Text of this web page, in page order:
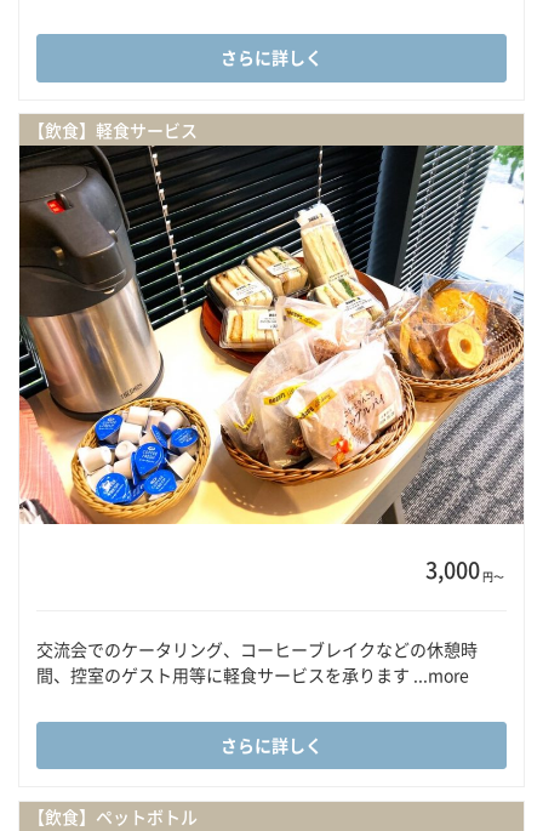
さらに詳しく
【飲食】軽食サービス
3,000円〜
交流会でのケータリング、コーヒーブレイクなどの休憩時
間、控室のゲスト用等に軽食サービスを承ります ...more
さらに詳しく
【飲食】ペットボトル